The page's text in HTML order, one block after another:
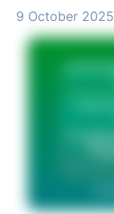
9 October 2025